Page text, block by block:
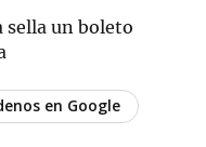
sella un boleto
en Google